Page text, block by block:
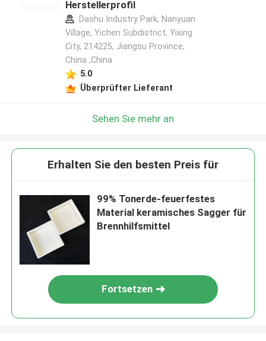
Herstellerprofil
Dashu Industry Park, Nanyuan
Village, Yichen Subdistrict, Yixing
City, 214225, Jiangsu Province,
China ,China
5.0
Überprüfter Lieferant
Sehen Sie mehr an
Erhalten Sie den besten Preis für
99% Tonerde-feuerfestes
Material keramisches Sagger für
Brennhilfsmittel
Fortsetzen